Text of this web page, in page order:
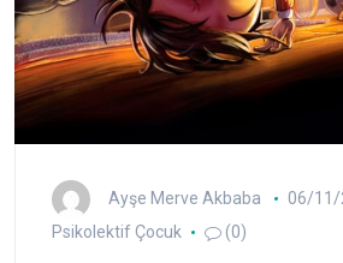
Ayşe Merve Akbaba
06/11/
Psikolektif Çocuk
(0)